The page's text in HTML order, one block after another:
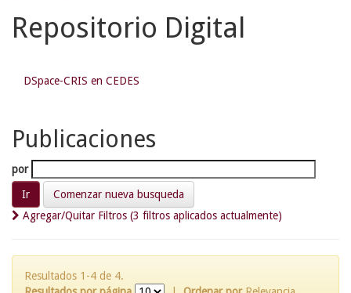
Repositorio Digital
DSpace-CRIS en CEDES
Publicaciones
por
Comenzar nueva busqueda
Agregar/Quitar Filtros (3 filtros aplicados actualmente)
Resultados 1-4 de 4.